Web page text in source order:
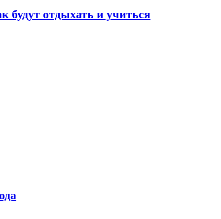
будут отдыхать и учиться